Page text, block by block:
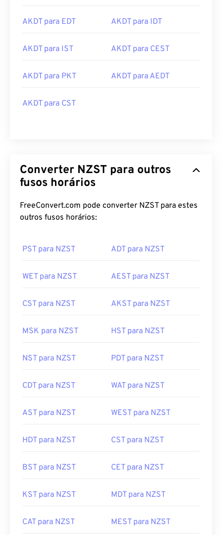
AKDT para EDT AKDT para IDT
AKDT para IST AKDT para CEST
AKDT para PKT AKDT para AEDT
AKDT para CST
Converter NZST para outros
fusos horários
FreeConvert.com pode converter NZST para estes
outros fusos horários:
PST para NZST ADT para NZST
WET para NZST AEST para NZST
CST para NZST AKST para NZST
MSK para NZST HST para NZST
NST para NZST PDT para NZST
CDT para NZST WAT para NZST
AST para NZST WEST para NZST
HDT para NZST CST para NZST
BST para NZST CET para NZST
KST para NZST MDT para NZST
CAT para NZST MEST para NZST